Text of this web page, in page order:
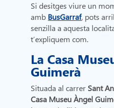
Si desitges viure un
amb BusGarraf, pots
senzilla a aquesta
t’expliquem com.
La Casa
Guimerà
Situada al carrer Sant
Casa Museu Àngel